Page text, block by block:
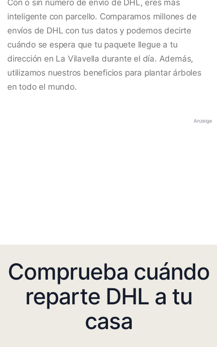
Con o sin número de envío de DHL, eres más
inteligente con parcello. Comparamos millones de
envíos de DHL con tus datos y podemos decirte
cuándo se espera que tu paquete llegue a tu
dirección en La Vilavella durante el día. Además,
utilizamos nuestros beneficios para plantar árboles
en todo el mundo.
Anzeige
Comprueba cuándo
reparte DHL a tu
casa